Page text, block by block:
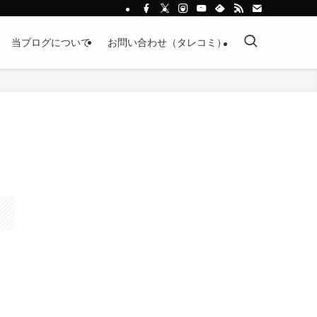
当ブログについて お問い合わせ（タレコミ）